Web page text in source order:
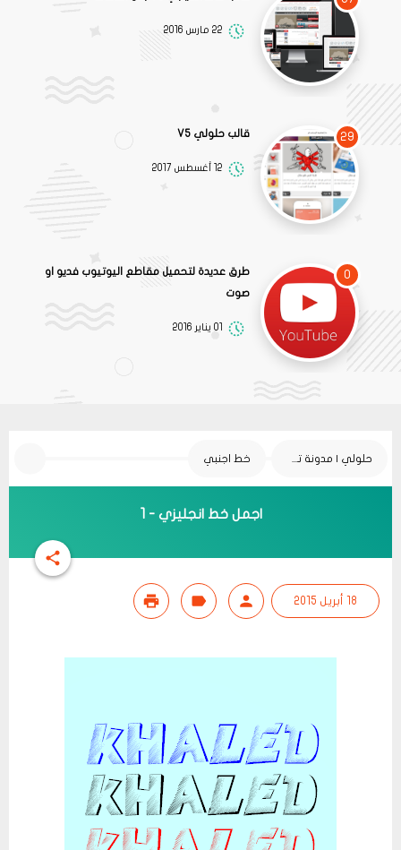
22 مارس 2016
29 قالب حلولي V5
12 أغسطس 2017
0
طرق عديدة لتحميل مقاطع اليوتيوب فديو او
صوت
01 يناير 2016
حلولي | مدونة تقنية خط اجنبي
اجمل خط انجليزي - 1
18 أبريل 2015